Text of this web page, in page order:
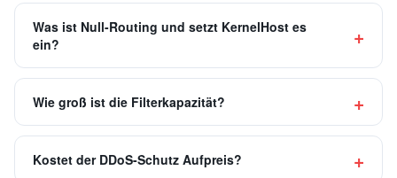
Was ist Null-Routing und setzt KernelHost es
ein?
Wie groß ist die Filterkapazität?
Kostet der DDoS-Schutz Aufpreis?